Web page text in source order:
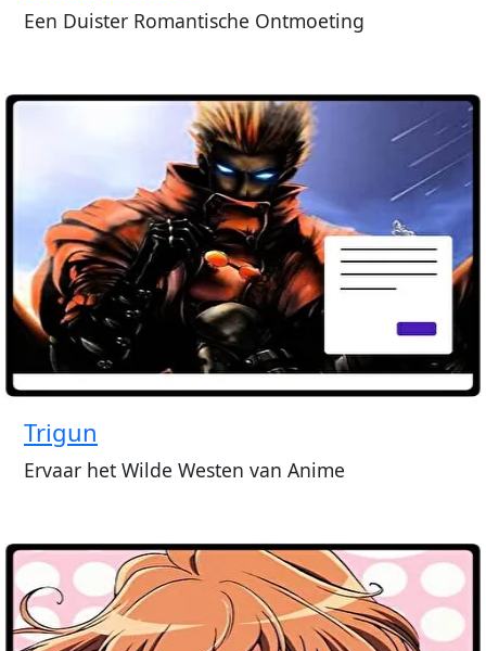
Een Duister Romantische Ontmoeting
Trigun
Ervaar het Wilde Westen van Anime